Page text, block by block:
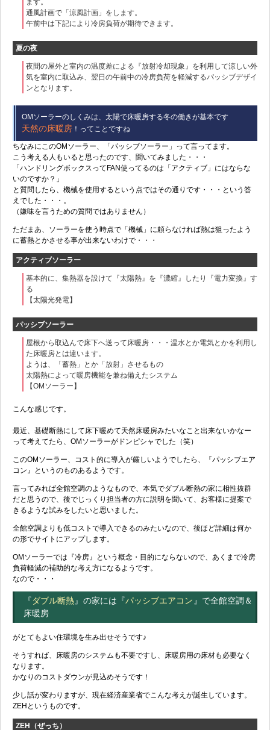
ます。
通風計画で「涼風計画」をします。
午前中は下記により冷房負荷が期待できます。
夏の夜
夜間の屋外と室内の温度差による『放射冷却現象』を利用して涼しい外
気を室内に取込み、翌日の午前中の冷房負荷を軽減するパッシブデザイ
ンとなります。
OMソーラーのしくみは、太陽で床暖房する冬の働きが基本です
天然の床暖房 ！ってことですね
ちなみにこのOMソーラー、「パッシブソーラー」って言ってます。
こう考える人もいると思ったのです、聞いてみました・・・
「ハンドリングボックスってFAN使ってるのは「アクティブ」にはならな
いのですか？」
と質問したら、機械を使用するという点ではその通りです・・・という答
えでした・・・。
（嫌味を言うための質問ではありません）
ただまあ、ソーラーを使う時点で「機械」に頼らなければ熱は狙ったよう
に蓄熱とかさせる事が出来ないわけで・・・
アクティブソーラー
基本的に、集熱器を設けて『太陽熱』を『濃縮』したり『電力変換』す
る
【太陽光発電】
パッシブソーラー
屋根から取込んで床下へ送って床暖房・・・温水とか電気とかを利用し
た床暖房とは違います。
ようは、「蓄熱」とか「放射」させるもの
太陽熱によって暖房機能を兼ね備えたシステム
【OMソーラー】
こんな感じです。
最近、基礎断熱にして床下暖めて天然床暖房みたいなこと出来ないかなー
って考えてたら、OMソーラーがドンピシャでした（笑）
このOMソーラー、コスト的に導入が厳しいようでしたら、『パッシブエア
コン』というのものあるようです。
言ってみれば全館空調のようなもので、本気でダブル断熱の家に相性抜群
だと思うので、後でじっくり担当者の方に説明を聞いて、お客様に提案で
きるような試みをしたいと思いました。
全館空調よりも低コストで導入できるのみたいなので、後ほど詳細は何か
の形でサイトにアップします。
OMソーラーでは『冷房』という概念・目的にならないので、あくまで冷房
負荷軽減の補助的な考え方になるようです。
なので・・・
『ダブル断熱』の家には『パッシブエアコン 』で全館空調＆
床暖房
がとてもよい住環境を生み出せそうです♪
そうすれば、床暖房のシステムも不要ですし、床暖房用の床材も必要なく
なります。
かなりのコストダウンが見込めそうです！
少し話が変わりますが、現在経済産業省でこんな考えが誕生しています。
ZEHというものです。
ZEH（ぜっち）